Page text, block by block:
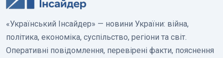
«Український Інсайдер» — новини України: війна,
політика, економіка, суспільство, регіони та світ.
Оперативні повідомлення, перевірені факти, пояснення